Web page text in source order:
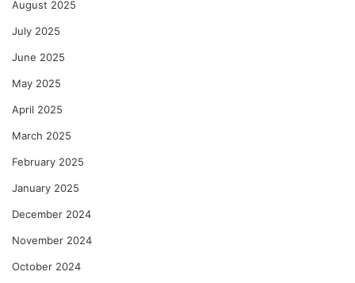
August 2025
July 2025
June 2025
May 2025
April 2025
March 2025
February 2025
January 2025
December 2024
November 2024
October 2024